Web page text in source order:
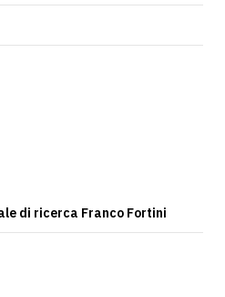
di ricerca Franco Fortini